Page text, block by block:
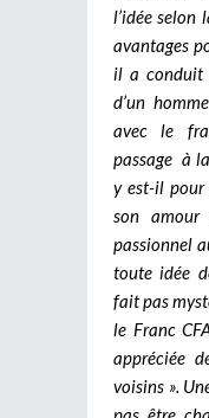
l’idée selon
avantages
il a conduit
d’un
avec le
passage à
y est-il pour
son
passionnel
toute idée
fait pas
le Franc
appréciée
voisins ».